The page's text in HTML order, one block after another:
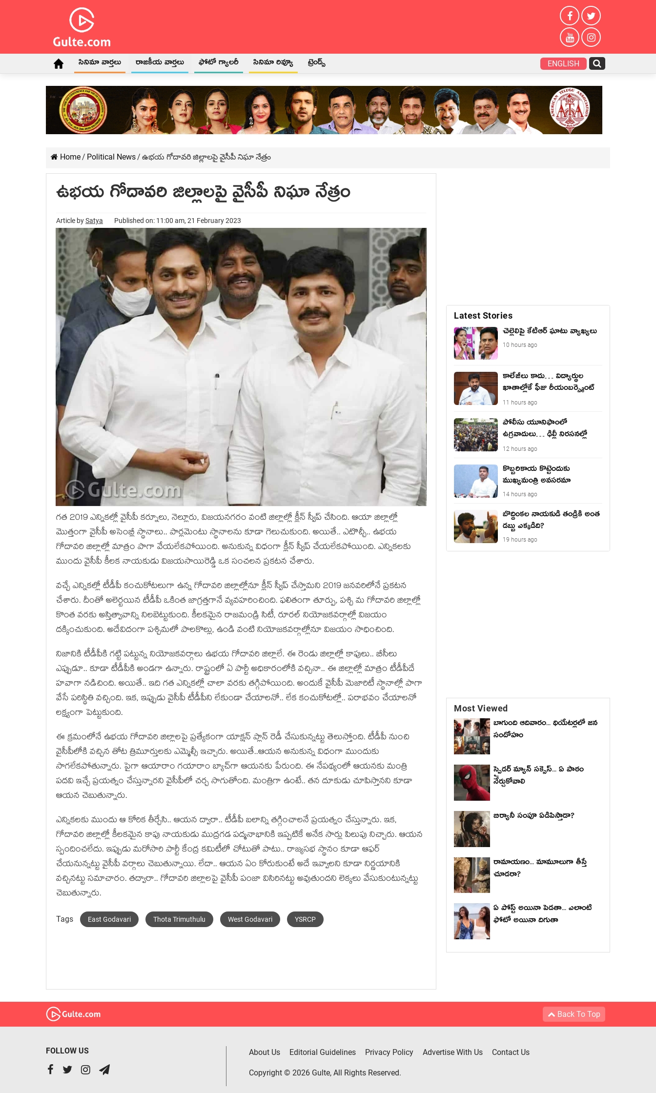
సినిమా వార్తలు రాజకీయ వార్తలు ఫోటో గ్యాలరీ సినిమా రివ్యూ ట్రెండ్స్ ENGLISH
Home / Political News / ఉభ‌య గోదావ‌రి జిల్లాల‌పై వైసీపీ నిఘా నేత్రం
ఉభ‌య గోదావ‌రి జిల్లాల‌పై వైసీపీ నిఘా నేత్రం
Article bySatya Published on: 11:00 am, 21 February 2023
గ‌త 2019 ఎన్నిక‌ల్లో వైసీపీ క‌ర్నూలు, నెల్లూరు, విజ‌య‌న‌గ‌రం వంటి జిల్లాల్లో క్లీన్ స్వీప్ చేసింది. ఆయా జిల్లాల్లో
మొత్తంగా వైసీపీ అసెంబ్లీ స్థానాలు.. పార్ల‌మెంటు స్థానాల‌ను కూడా గెలుచుకుంది. అయితే.. ఎటొచ్చీ.. ఉభ‌య
గోదావ‌రి జిల్లాల్లో మాత్రం పాగా వేయ‌లేక‌పోయింది. అనుకున్న విధంగా క్లీన్ స్వీప్ చేయ‌లేకపోయింది. ఎన్నిక‌ల‌కు
ముందు వైసీపీ కీల‌క నాయ‌కుడు విజ‌య‌సాయిరెడ్డి ఒక సంచ‌ల‌న ప్ర‌క‌ట‌న చేశారు.
వ‌చ్చే ఎన్నిక‌ల్లో టీడీపీ కంచుకోట‌లుగా ఉన్న గోదావ‌రి జిల్లాల్లోనూ క్లీన్ స్వీప్ చేస్తామ‌ని 2019 జ‌న‌వ‌రిలోనే ప్ర‌క‌ట‌న
చేశారు. దీంతో అలెర్ట‌యిన టీడీపీ ఒకింత జాగ్ర‌త్త‌గానే వ్య‌వ‌హ‌రించింది. ఫ‌లితంగా తూర్పు, ప‌శ్చి మ గోదావరి జిల్లాల్లో
కొంత వ‌ర‌కు అస్తిత్వావాన్ని నిల‌బెట్టుకుంది. కీల‌క‌మైన రాజ‌మండ్రి సిటీ, రూర‌ల్ నియోజ‌క‌వ‌ర్గాల్లో విజ‌యం
ద‌క్కించుకుంది. అదేవిదంగా ప‌శ్చిమ‌లో పాల‌కొల్లు, ఉండి వంటి నియోజ‌క‌వ‌ర్గాల్లోనూ విజ‌యం సాధించింది.
నిజానికి టీడీపీకి గ‌ట్టి ప‌ట్టున్న నియోజ‌క‌వ‌ర్గాలు ఉభ‌య గోదావ‌రి జిల్లాలే. ఈ రెండు జిల్లాల్లో కాపులు.. బీసీలు
ఎప్పుడూ.. కూడా టీడీపీకి అండ‌గా ఉన్నారు. రాష్ట్రంలో ఏ పార్టీ అధికారంలోకి వ‌చ్చినా.. ఈ జిల్లాల్లో మాత్రం టీడీపీదే
హ‌వాగా న‌డిచింది. అయితే.. ఇది గ‌త ఎన్నిక‌ల్లో చాలా వ‌ర‌కు త‌గ్గిపోయింది. అందుకే వైసీపీ మెజారిటీ స్థానాల్లో పాగా
వేసే ప‌రిస్థితి వ‌చ్చింది. ఇక‌, ఇప్పుడు వైసీపీ టీడీపీని లేకుండా చేయాల‌నో.. లేక కంచుకోట‌ల్లో.. ప‌రాభ‌వం చేయాల‌నో
ల‌క్ష్యంగా పెట్టుకుంది.
ఈ క్ర‌మంలోనే ఉభ‌య గోదావ‌రి జిల్లాల‌పై ప్ర‌త్యేకంగా యాక్ష‌న్ ప్లాన్ రెడీ చేసుకున్న‌ట్టు తెలుస్తోంది. టీడీపీ నుంచి
వైసీపీలోకి వ‌చ్చిన తోట త్రిమూర్తుల‌కు ఎమ్మెల్సీ ఇచ్చారు. అయితే..ఆయ‌న అనుకున్న విధంగా ముందుకు
సాగ‌లేక‌పోతున్నారు. పైగా ఆయారాం గ‌యారాం బ్యాచ్‌గా ఆయ‌న‌కు పేరుంది. ఈ నేప‌థ్యంలో ఆయ‌న‌కు మంత్రి
ప‌ద‌వి ఇచ్చే ప్ర‌య‌త్నం చేస్తున్నార‌ని వైసీపీలో చ‌ర్చ సాగుతోంది. మంత్రిగా ఉంటే.. త‌న దూకుడు చూపిస్తాన‌ని కూడా
ఆయ‌న చెబుతున్నారు.
ఎన్నిక‌ల‌కు ముందు ఆ కోరిక తీర్చేసి.. ఆయ‌న ద్వారా.. టీడీపీ బ‌లాన్ని త‌గ్గించాల‌నే ప్ర‌య‌త్నం చేస్తున్నారు. ఇక‌,
గోదావ‌రి జిల్లాల్లో కీల‌క‌మైన కాపు నాయ‌కుడు ముద్ర‌గ‌డ ప‌ద్మ‌నాభానికి ఇప్ప‌టికే అనేక సార్లు పిలుపు నిచ్చారు. ఆయ‌న
స్పందించ‌లేదు. ఇప్పుడు మ‌రోసారి పార్టీ కేంద్ర క‌మిటీలో చోటుతో పాటు.. రాజ్య‌స‌భ స్థానం కూడా ఆఫ‌ర్
చేయ‌నున్న‌ట్టు వైసీపీ వ‌ర్గాలు చెబుతున్నాయి. లేదా.. ఆయ‌న ఏం కోరుకుంటే అదే ఇవ్వాల‌ని కూడా నిర్ణ‌యానికి
వ‌చ్చిన‌ట్టు స‌మాచారం. త‌ద్వారా.. గోదావ‌రి జిల్లాల‌పై వైసీపీ పంజా విసిరిన‌ట్టు అవుతుంద‌ని లెక్క‌లు వేసుకుంటున్న‌ట్టు
చెబుతున్నారు.
Tags East Godavari Thota Trimuthulu West Godavari YSRCP
Latest Stories
చెల్లెలిపై కేటీఆర్ ఘాటు వ్యాఖ్యలు
10 hours ago
కాలేజీలు కాదు… విద్యార్థుల
ఖాతాల్లోకే ఫీజు రీయంబర్స్మెంట్
జమ?
11 hours ago
పోలీసు యూనిఫాంలో
ఉగ్ర‌వాదులు… ఢిల్లీ నిర‌స‌న‌ల్లో
కుట్ర‌?
12 hours ago
కొబ్బరికాయ కొట్టెందుకు
ముఖ్యమంత్రి అవసరమా
14 hours ago
బొద్దింకల నాయకుడి తండ్రికి అంత
డబ్బు ఎక్కడిది?
19 hours ago
Most Viewed
బాగుంది ఆదివారం... థియేటర్లలో జన
సందోహం
స్పైడర్ మ్యాన్ సక్సెస్... ఏ పాఠం
నేర్చుకోవాలి
బిర్యానీ సంపూ ఏడిపిస్తాడా?
రామాయణం... మామూలుగా తీస్తే
చూడరా?
ఏ పోస్ట్ అయినా పెడతా... ఎలాంటి
ఫోటో అయినా దిగుతా
Back To Top
FOLLOW US About Us Editorial Guidelines Privacy Policy Advertise With Us Contact Us
Copyright © 2026 Gulte, All Rights Reserved.